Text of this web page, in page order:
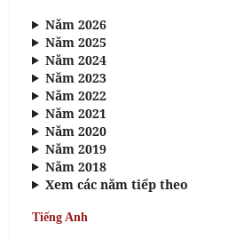
Năm 2026
Năm 2025
Năm 2024
Năm 2023
Năm 2022
Năm 2021
Năm 2020
Năm 2019
Năm 2018
Xem các năm tiếp theo
Tiếng Anh